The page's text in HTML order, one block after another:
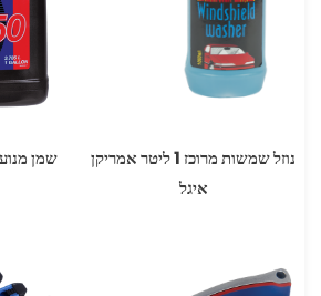
נוזל שמשות מרוכז 1 ליטר אמריקן
איגל